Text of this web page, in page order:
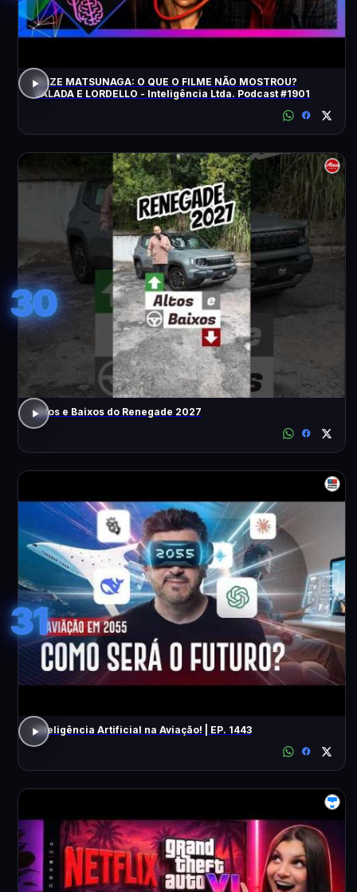
ELIZE MATSUNAGA: O QUE O FILME NÃO MOSTROU?
SALADA E LORDELLO - Inteligência Ltda. Podcast #1901
30
Altos e Baixos do Renegade 2027
31
Inteligência Artificial na Aviação! | EP. 1443